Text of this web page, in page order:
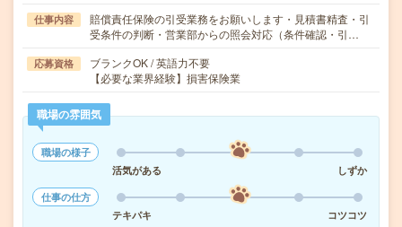
仕事内容
賠償責任保険の引受業務をお願いします・見積書精査・引
受条件の判断・営業部からの照会対応（条件確認・引…
応募資格
ブランクOK / 英語力不要
【必要な業界経験】損害保険業
職場の雰囲気
職場の様子
活気がある
しずか
仕事の仕方
テキパキ
コツコツ